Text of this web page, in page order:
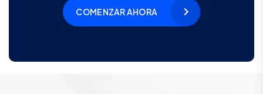
COMENZAR AHORA